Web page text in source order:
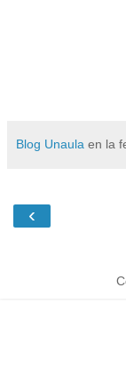
Blog Unaula en la
‹